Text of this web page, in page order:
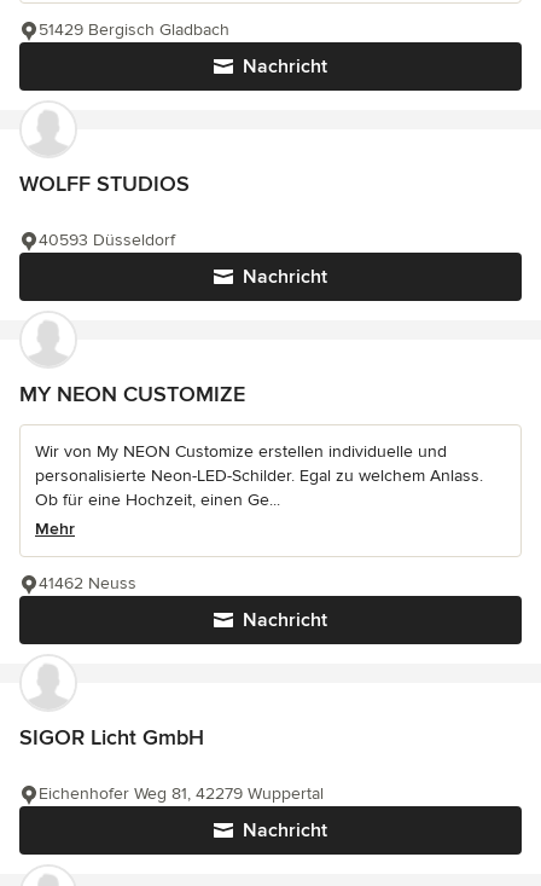
Nachricht
51429 Bergisch Gladbach
WOLFF STUDIOS
Nachricht
40593 Düsseldorf
MY NEON CUSTOMIZE
Wir von My NEON Customize erstellen individuelle und
personalisierte Neon-LED-Schilder. Egal zu welchem Anlass.
Ob für eine Hochzeit, einen Ge...
Mehr
Nachricht
41462 Neuss
SIGOR Licht GmbH
Nachricht
Eichenhofer Weg 81, 42279 Wuppertal